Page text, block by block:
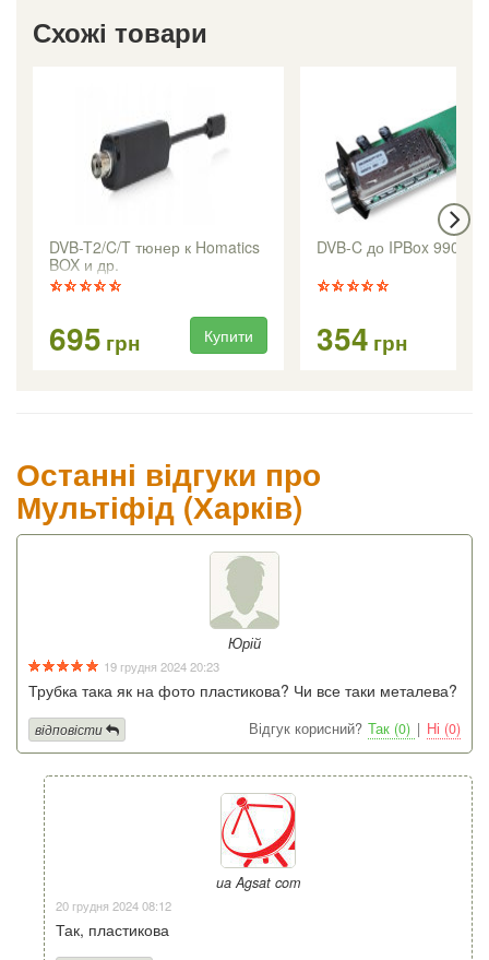
Схожі товари
DVB-T2/C/T тюнер к Homatics
BOX и др.
695 грн Купити
DVB-C до IPBox 9900HD
354 грн
Останні відгуки про
Мультіфід (Харків)
Юрій
19 грудня 2024 20:23
Трубка така як на фото пластикова? Чи все таки металева?
Відгук корисний? Так (0) | Ні (0)
відповісти
ua Agsat com
20 грудня 2024 08:12
Так, пластикова